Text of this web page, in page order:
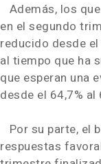
Además, los
en el segundo
reducido desde
al tiempo que ha
que esperan una
desde el 64,7% al
Por su parte, el
respuestas